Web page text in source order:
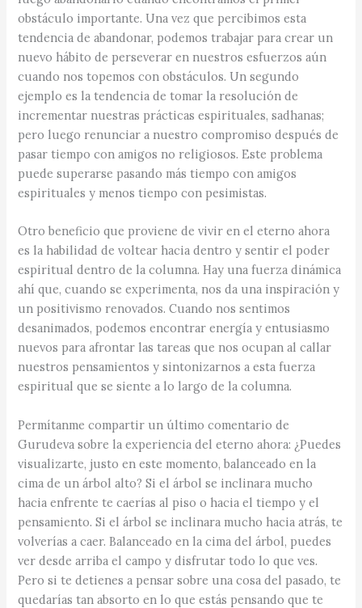
obstáculo importante. Una vez que percibimos esta
tendencia de abandonar, podemos trabajar para crear un
nuevo hábito de perseverar en nuestros esfuerzos aún
cuando nos topemos con obstáculos. Un segundo
ejemplo es la tendencia de tomar la resolución de
incrementar nuestras prácticas espirituales, sadhanas;
pero luego renunciar a nuestro compromiso después de
pasar tiempo con amigos no religiosos. Este problema
puede superarse pasando más tiempo con amigos
espirituales y menos tiempo con pesimistas.
Otro beneficio que proviene de vivir en el eterno ahora
es la habilidad de voltear hacia dentro y sentir el poder
espiritual dentro de la columna. Hay una fuerza dinámica
ahí que, cuando se experimenta, nos da una inspiración y
un positivismo renovados. Cuando nos sentimos
desanimados, podemos encontrar energía y entusiasmo
nuevos para afrontar las tareas que nos ocupan al callar
nuestros pensamientos y sintonizarnos a esta fuerza
espiritual que se siente a lo largo de la columna.
Permítanme compartir un último comentario de
Gurudeva sobre la experiencia del eterno ahora: ¿Puedes
visualizarte, justo en este momento, balanceado en la
cima de un árbol alto? Si el árbol se inclinara mucho
hacia enfrente te caerías al piso o hacia el tiempo y el
pensamiento. Si el árbol se inclinara mucho hacia atrás, te
volverías a caer. Balanceado en la cima del árbol, puedes
ver desde arriba el campo y disfrutar todo lo que ves.
Pero si te detienes a pensar sobre una cosa del pasado, te
quedarías tan absorto en lo que estás pensando que te